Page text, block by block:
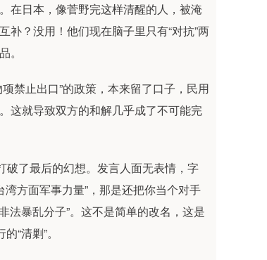
在日本，像菅野完这样清醒的人，被淹
？没用！他们现在脑子里只有“对抗”两
。
禁止出口”的政策，本来留了口子，民用
这就导致双方的和解几乎成了不可能完
了最后的幻想。发言人面无表情，字
湾方面军事力量”，那是还把你当个对手
法暴乱分子”。这不是简单的改名，这是
“清剿”。